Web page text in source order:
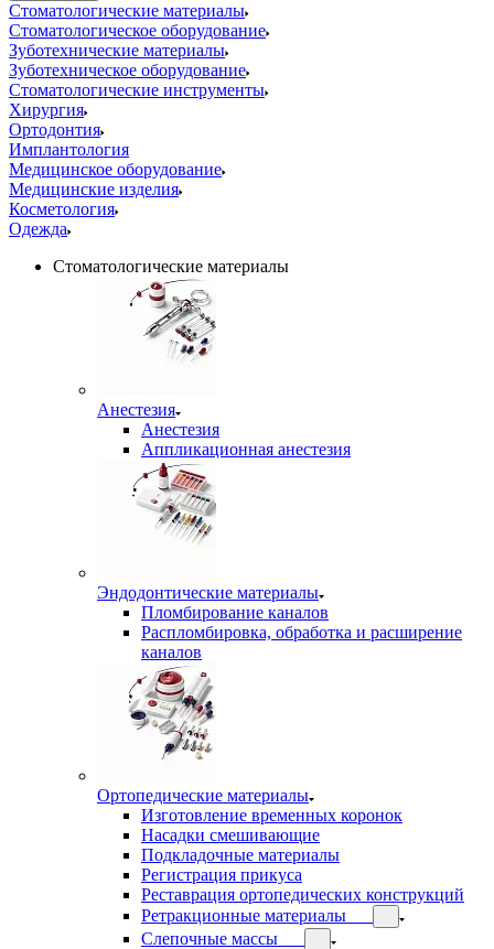
Стоматологические материалы
Стоматологическое оборудование
Зуботехнические материалы
Зуботехническое оборудование
Стоматологические инструменты
Хирургия
Ортодонтия
Имплантология
Медицинское оборудование
Медицинские изделия
Косметология
Одежда
Стоматологические материалы
Анестезия
Анестезия
Аппликационная анестезия
Эндодонтические материалы
Пломбирование каналов
Распломбировка, обработка и расширение
каналов
Ортопедические материалы
Изготовление временных коронок
Насадки смешивающие
Подкладочные материалы
Регистрация прикуса
Реставрация ортопедических конструкций
Ретракционные материалы
Слепочные массы